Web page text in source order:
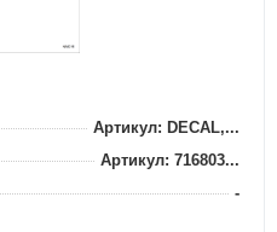
Артикул: DECAL,...
Артикул: 716803...
-